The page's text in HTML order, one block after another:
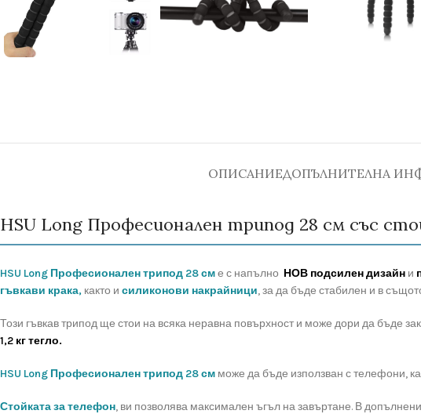
ОПИСАНИЕДОПЪЛНИТЕЛНА
HSU Long Професионален трипод 28 см със
HSU Long Професионален трипод 28 сме с напълно НОВ подсилен дизайн и
гъвкави крака, както и силиконови накрайници, за да бъде стабилен и в
Този гъвкав трипод ще стои на всяка неравна повърхност и може дори да бъде
1,2 кг тегло.
HSU Long Професионален трипод 28 см може да бъде използван с телефони,
Стойката за телефон, ви позволява максимален ъгъл на завъртане. В